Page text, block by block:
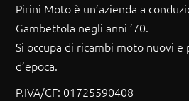
Pirini Moto è un’azienda a
Gambettola negli anni ’70.
Si occupa di ricambi moto nuovi
d’epoca.
P.IVA/CF: 01725590408